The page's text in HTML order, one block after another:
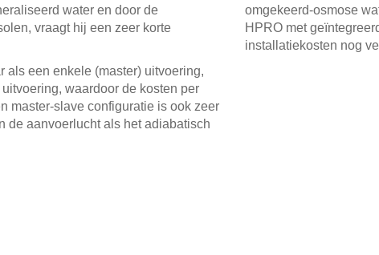
water en door de
vraagt hij een zeer korte
als een enkele (master) uitvoering,
waardoor de kosten per
master-slave configuratie is ook zeer
de aanvoerlucht als het adiabatisch
omgekeerd-osmose
HPRO met
installatiekosten nog